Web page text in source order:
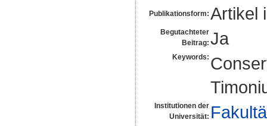
Publikationsform: Artikel
Begutachteter
Beitrag: Ja
Keywords:
Institutionen der
Universität: